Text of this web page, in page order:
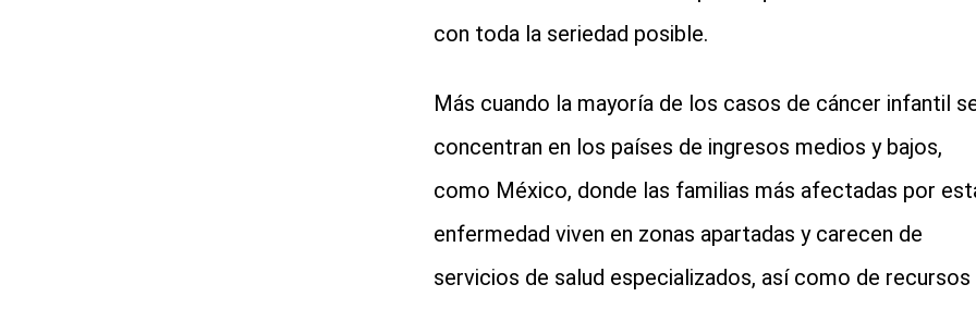
con toda la seriedad posible.
Más cuando la mayoría de los casos de cáncer infantil
concentran en los países de ingresos medios y bajos,
como México, donde las familias más afectadas por
enfermedad viven en zonas apartadas y carecen de
servicios de salud especializados, así como de recursos